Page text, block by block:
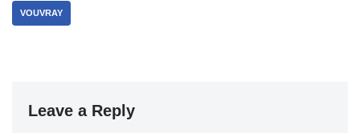
VOUVRAY
Leave a Reply